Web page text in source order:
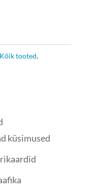
Kõik tooted,
küsimused